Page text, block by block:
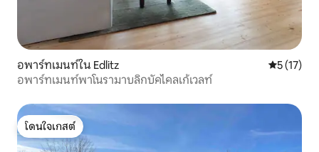
อพาร์ทเมนท์ใน Edlitz คะแนนเฉลี่
5 (17)
อพาร์ทเมนท์พาโนรามาบลิกบัคไคลเก้เวลท์
โดนใจเกสต์
โดนใจเกสต์